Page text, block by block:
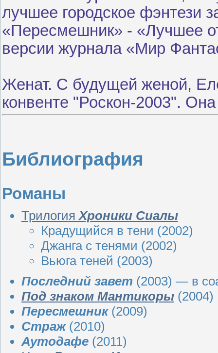
лучшее городское фэнтези
«Пересмешник» - «Лучшее
версии журнала «Мир
Женат. С будущей женой,
конвенте "Роскон-2003".
Библиография
Романы
Трилогия Хроники Сиалы
Крадущийся в тени (2002)
Джанга с тенями (2002)
Вьюга теней (2003)
Последний завет (2003) — в
Под знаком Мантикоры (2004)
Пересмешник(2009)
Страж(2010)
Аутодафе (2011)